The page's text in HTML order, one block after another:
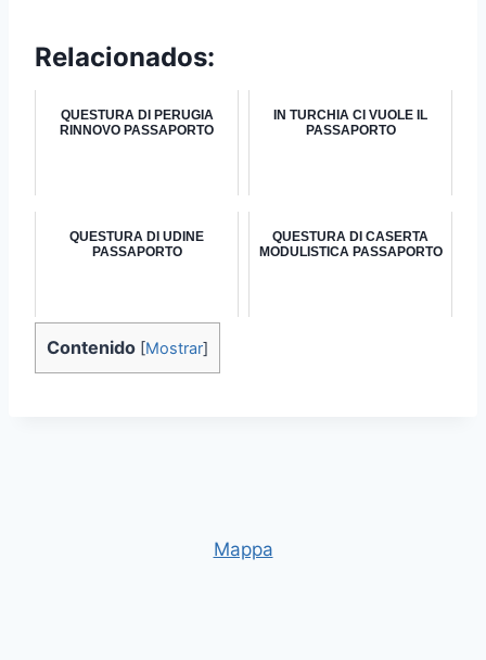
Relacionados:
QUESTURA DI PERUGIA
RINNOVO PASSAPORTO
IN TURCHIA CI VUOLE IL
PASSAPORTO
QUESTURA DI UDINE
PASSAPORTO
QUESTURA DI CASERTA
MODULISTICA PASSAPORTO
Contenido [Mostrar]
Mappa